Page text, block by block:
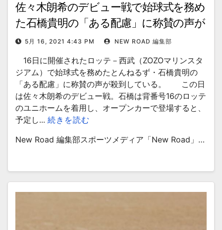
佐々木朗希のデビュー戦で始球式を務め
た石橋貴明の「ある配慮」に称賛の声が
5月 16, 2021 4:43 PM NEW ROAD 編集部
16日に開催されたロッテ－西武（ZOZOマリンスタ
ジアム）で始球式を務めたとんねるず・石橋貴明の
「ある配慮」に称賛の声が殺到している。 この日
は佐々木朗希のデビュー戦。石橋は背番号16のロッテ
のユニホームを着用し、オープンカーで登場すると、
予定し... 続きを読む
New Road 編集部スポーツメディア「New Road」…